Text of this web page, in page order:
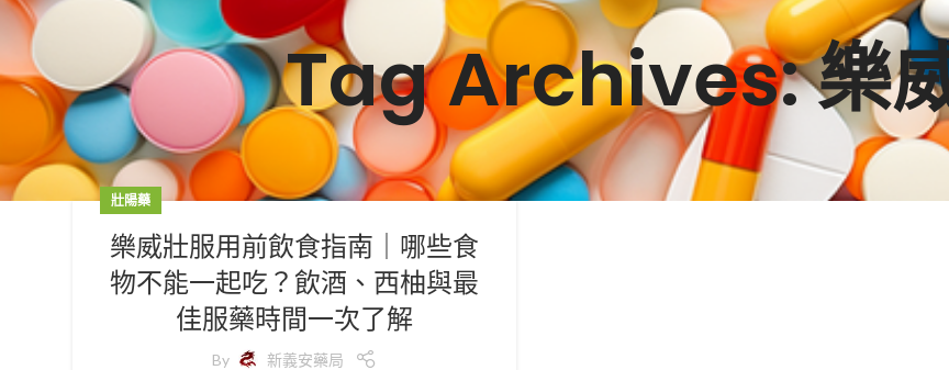
Tag Archives: 樂
壯陽藥
樂威壯服用前飲食指南｜哪些食
物不能一起吃？飲酒、西柚與最
佳服藥時間一次了解
By
新義安藥局